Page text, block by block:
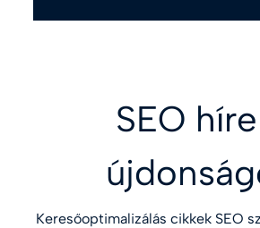
SEO
Keresőoptimalizálás cikkek SEO